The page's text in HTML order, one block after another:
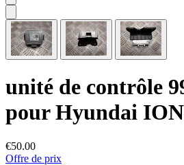
unité de contrôle
pour Hyundai
€50.00
Offre de prix